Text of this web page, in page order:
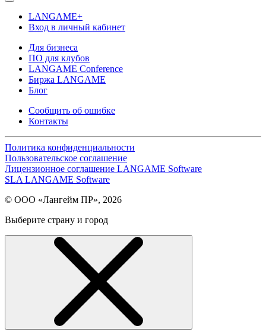
LANGAME+
Вход в личный кабинет
Для бизнеса
ПО для клубов
LANGAME Conference
Биржа LANGAME
Блог
Сообщить об ошибке
Контакты
Политика конфиденциальности
Пользовательское соглашение
Лицензионное соглашение LANGAME Software
SLA LANGAME Software
© ООО «Лангейм ПР», 2026
Выберите страну и город